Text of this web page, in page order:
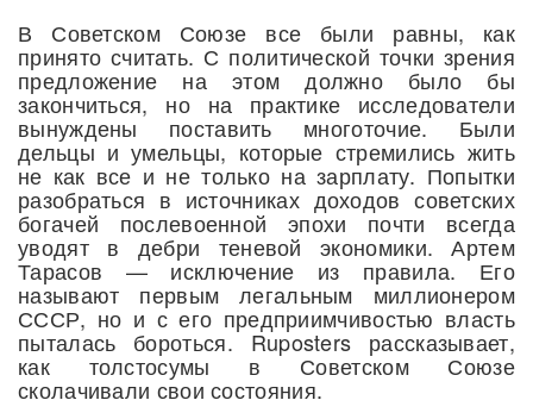
В Советском Союзе все были равны, как
принято считать. С политической точки зрения
предложение на этом должно было бы
закончиться, но на практике исследователи
вынуждены поставить многоточие. Были
дельцы и умельцы, которые стремились жить
не как все и не только на зарплату. Попытки
разобраться в источниках доходов советских
богачей послевоенной эпохи почти всегда
уводят в дебри теневой экономики. Артем
Тарасов — исключение из правила. Его
называют первым легальным миллионером
СССР, но и с его предприимчивостью власть
пыталась бороться. Ruposters рассказывает,
как толстосумы в Советском Союзе
сколачивали свои состояния.